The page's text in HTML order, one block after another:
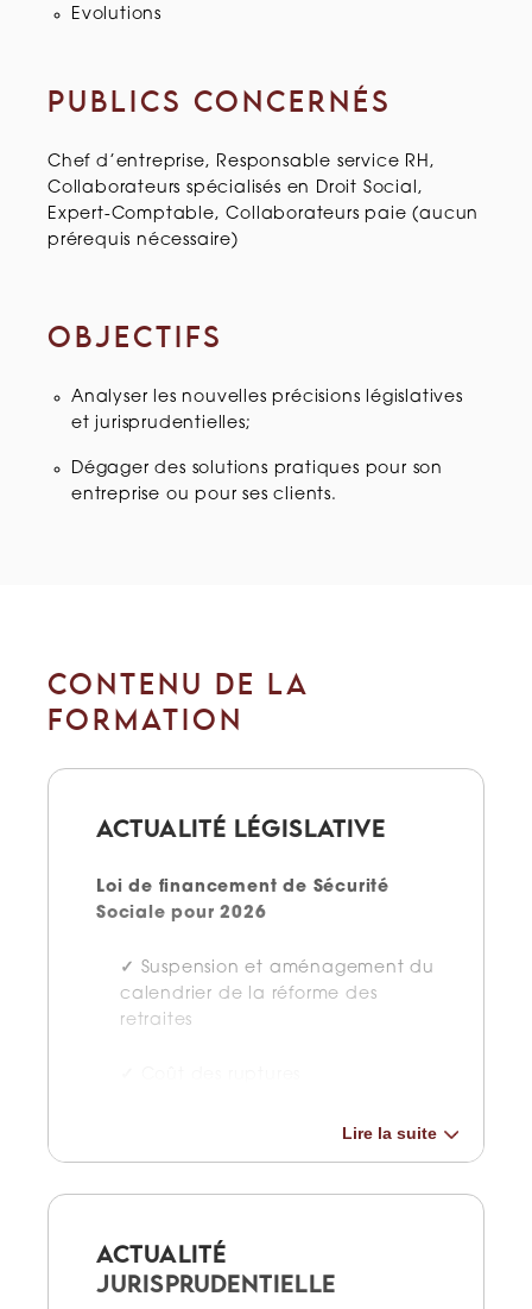
Evolutions
PUBLICS CONCERNÉS
Chef d’entreprise, Responsable service RH,
Collaborateurs spécialisés en Droit Social,
Expert-Comptable, Collaborateurs paie (aucun
prérequis nécessaire)
OBJECTIFS
Analyser les nouvelles précisions législatives
et jurisprudentielles;
Dégager des solutions pratiques pour son
entreprise ou pour ses clients.
CONTENU DE LA
FORMATION
ACTUALITÉ LÉGISLATIVE
Loi de financement de Sécurité
Sociale pour 2026
Suspension et aménagement du
calendrier de la réforme des
retraites
retraite, impact sur les cotisations
des IJSS
Lire la suite
ACTUALITÉ
JURISPRUDENTIELLE